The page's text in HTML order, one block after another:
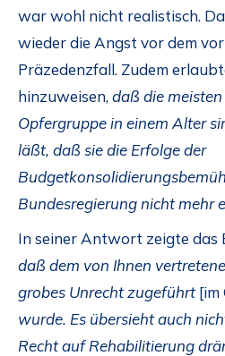
war wohl nicht realistisch.
wieder die Angst vor dem
Präzedenzfall. Zudem
hinzuweisen, daß die
Opfergruppe in einem Alter
läßt, daß sie die Erfolge der
Bundesregierung nicht mehr
In seiner Antwort zeigte das
daß dem von Ihnen
grobes Unrecht zugeführt[im
wurde. Es übersieht auch
Recht auf Rehabilitierung